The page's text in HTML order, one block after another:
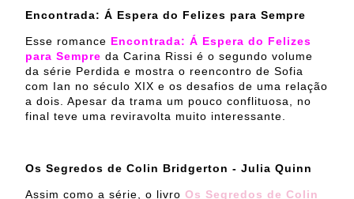
Encontrada: Á Espera do Felizes para Sempre
Esse romance Encontrada: Á Espera do Felizes
para Sempre da Carina Rissi é o segundo volume
da série Perdida e mostra o reencontro de Sofia
com Ian no século XIX e os desafios de uma relação
a dois. Apesar da trama um pouco conflituosa, no
final teve uma reviravolta muito interessante.
Os Segredos de Colin Bridgerton - Julia Quinn
Assim como a série, o livro Os Segredos de Colin